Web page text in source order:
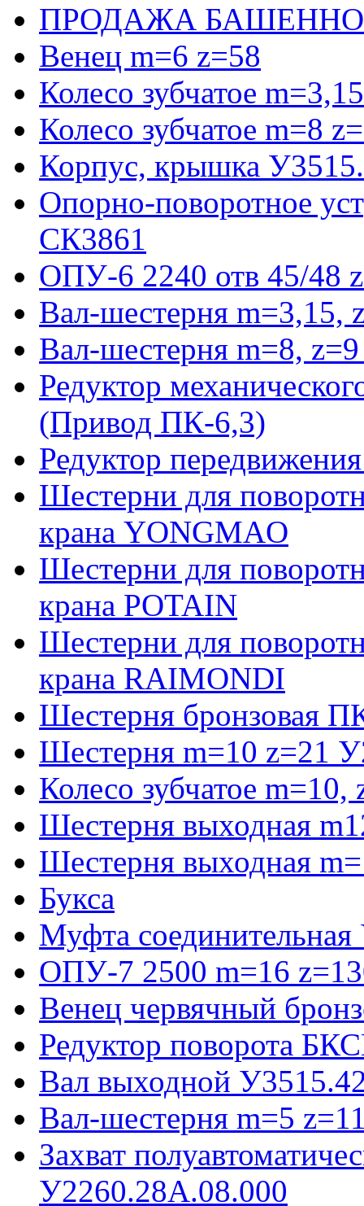
ПРОДАЖА
Венец m=6 z=58
Колесо зубчатое
Колесо зубчатое m=8
Корпус, крышка
Опорно-поворотное
СК3861
ОПУ-6 2240 отв 45/48
Вал-шестерня m=3,15,
Вал-шестерня m=8,
Редуктор
(Привод ПК-6,3)
Редуктор
Шестерни для
крана YONGMAO
Шестерни для
крана POTAIN
Шестерни для
крана RAIMONDI
Шестерня бронзовая
Шестерня m=10 z=21
Колесо зубчатое
Шестерня выходная
Шестерня выходная
Букса
Муфта
ОПУ-7 2500 m=16
Венец червячный
Редуктор поворота
Вал выходной
Вал-шестерня m=5
Захват
У2260.28А.08.000